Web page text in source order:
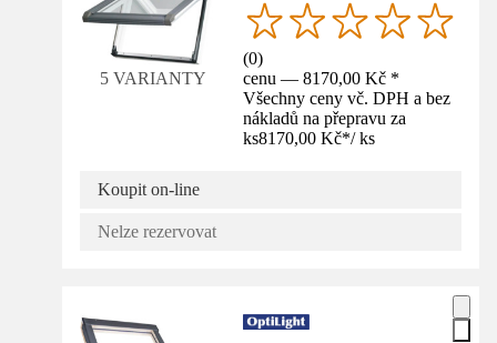
5 VARIANTY
(0)
cenu — 8170,00 Kč *
Všechny ceny vč. DPH a bez
nákladů na přepravu za
ks8170,00 Kč*/ ks
Koupit on-line
Nelze rezervovat